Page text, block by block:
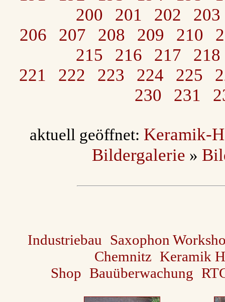
200
201 202
203
206
207 208 209 210
215
216 217
218
221
222 223 224 225
230
231
aktuell geöffnet: Keramik-
Bildergalerie »
Industriebau
Saxophon
Chemnitz Keramik
Shop Bauüberwachung